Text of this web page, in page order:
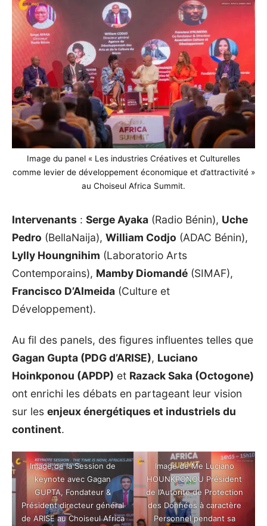
Image du panel « Les industries Créatives et Culturelles
comme levier de développement économique et d’attractivité »
au Choiseul Africa Summit.
Intervenants : Serge Ayaka (Radio Bénin), Uche
Pedro (BellaNaija), William Codjo (ADAC Bénin),
Lylly Houngnihim (Laboratorio Arts
Contemporains), Mamby Diomandé (SIMAF),
Francisco D’Almeida (Culture et
Développement).
Au fil des panels, des figures influentes telles que
Gagan Gupta (PDG d’ARISE), Luciano
Hoinkponou (APDP) et Razack Saka (Octogone)
ont enrichi les débats en partageant leur vision
sur les enjeux énergétiques et industriels du
continent.
Image de la Session de
keynote avec Gagan
GUPTA, Fondateur &
Président directeur général
de ARISE au Choiseul Africa
Image de Me Luciano
HOUNKPONOU Président
de l’Autorité de Protection
des Données à caractère
Personnel pendant sa